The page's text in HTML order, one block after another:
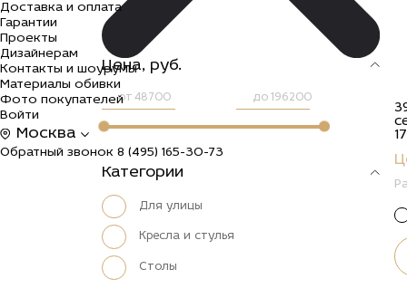
Доставка и оплата
Гарантии
Проекты
Дизайнерам
Контакты и шоурумы
Материалы обивки
Фото покупателей
Войти
Москва
Обратный звонок 8 (495) 165-30-73
Цена, руб.
от до
Категории
Для улицы
Кресла и стулья
Столы